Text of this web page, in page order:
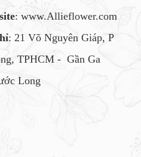
: www.Allieflower.com
: 21 Võ Nguyên Giáp, P
TPHCM - Gần Ga
Long